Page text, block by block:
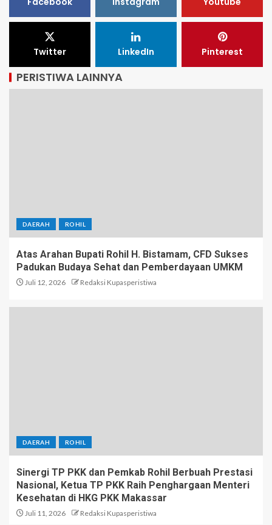
Twitter LinkedIn Pinterest
PERISTIWA LAINNYA
DAERAH ROHIL
Atas Arahan Bupati Rohil H. Bistamam, CFD Sukses
Padukan Budaya Sehat dan Pemberdayaan UMKM
Juli 12, 2026 Redaksi Kupasperistiwa
DAERAH ROHIL
Sinergi TP PKK dan Pemkab Rohil Berbuah Prestasi
Nasional, Ketua TP PKK Raih Penghargaan Menteri
Kesehatan di HKG PKK Makassar
Juli 11, 2026 Redaksi Kupasperistiwa